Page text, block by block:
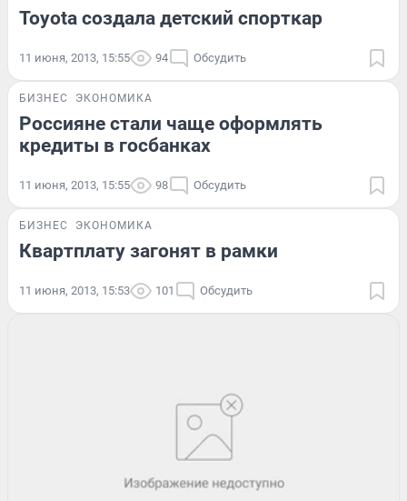
Toyota создала детский спорткар
11 июня, 2013, 15:55 94 Обсудить
БИЗНЕС ЭКОНОМИКА
Россияне стали чаще оформлять
кредиты в госбанках
11 июня, 2013, 15:55 98 Обсудить
БИЗНЕС ЭКОНОМИКА
Квартплату загонят в рамки
11 июня, 2013, 15:53 101 Обсудить